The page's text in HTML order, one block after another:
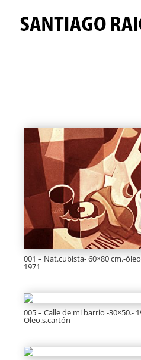
001 – Nat.cubista- 60×80 cm.-
1971
005 – Calle de mi barrio -30×50.-
Oleo.s.cartón